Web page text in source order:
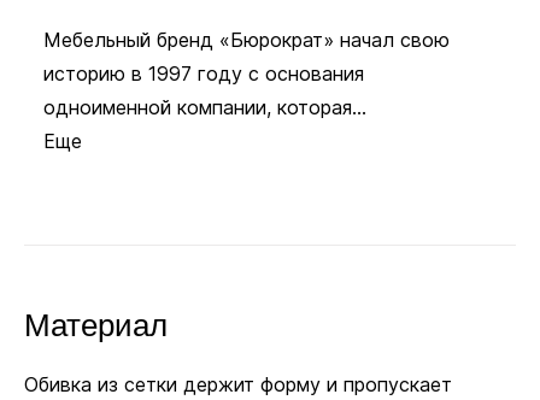
В комплекте
Мебельный бренд «Бюрократ» начал свою
историю в 1997 году с основания
одноименной компании, которая...
Еще
Материал
Обивка из сетки держит форму и пропускает